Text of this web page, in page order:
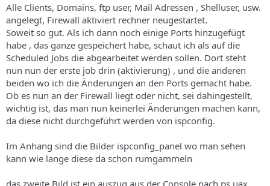
Alle Clients, Domains, ftp user, Mail Adressen , Shelluser, usw.
angelegt, Firewall aktiviert rechner neugestartet.
Soweit so gut. Als ich dann noch einige Ports hinzugefügt
habe , das ganze gespeichert habe, schaut ich als auf die
Scheduled Jobs die abgearbeitet werden sollen. Dort steht
nun nun der erste job drin (aktivierung) , und die anderen
beiden wo ich die Änderungen an den Ports gemacht habe.
Ob es nun an der Firewall liegt oder nicht, sei dahingestellt,
wichtig ist, das man nun keinerlei Änderungen machen kann,
da diese nicht durchgeführt werden von ispconfig.
Im Anhang sind die Bilder ispconfig_panel wo man sehen
kann wie lange diese da schon rumgammeln
das zweite Bild ist ein auszug aus der Console nach ps uax ,